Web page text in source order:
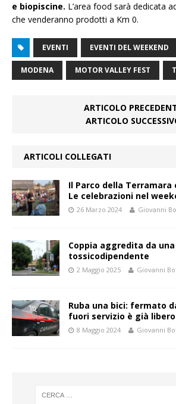
e biopiscine. L’area food sarà dedicata
che venderanno prodotti a Km 0.
EVENTI EVENTI DEL WEEKEND
MODENA MOTOR VALLEY FEST
ARTICOLO
ARTICOLO
ARTICOLI COLLEGATI
Il Parco della Terramara
Le celebrazioni nel
26 Marzo 2024 Giovanni
Coppia aggredita da
tossicodipendente
2 Maggio 2025 Giovanni
Ruba una bici: fermato
fuori servizio è già libero
8 Maggio 2024 Giovanni